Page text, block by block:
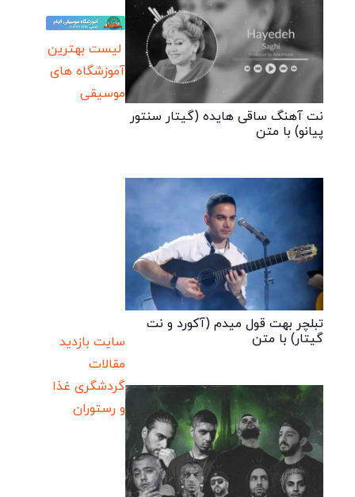
نت آهنگ ساقی هایده (گیتار سنتور
پیانو) با متن
تبلچر بهت قول میدم (آکورد و نت
گیتار) با متن
لیست بهترین
آموزشگاه های
موسیقی
سایت بازدید
مقالات
گردشگری غذا
و رستوران